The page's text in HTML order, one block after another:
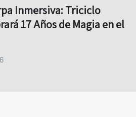
Inmersiva: Triciclo
17 Años de Magia en el